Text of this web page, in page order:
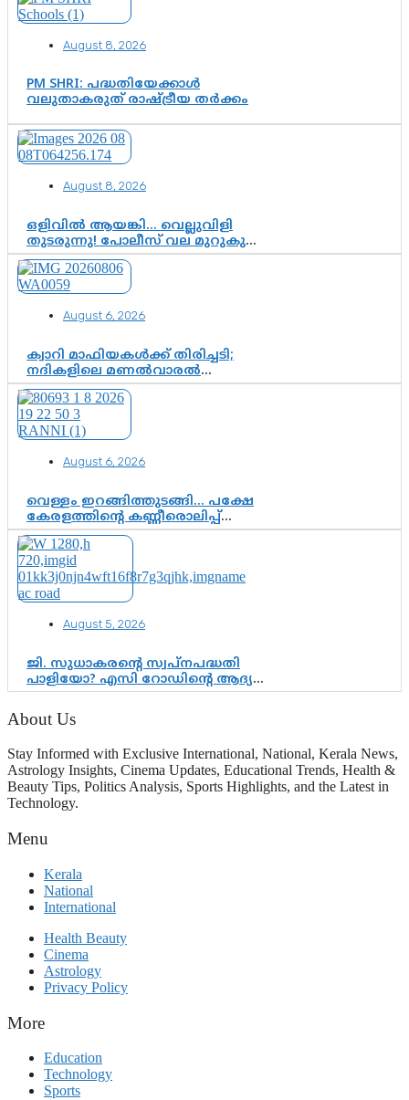
August 8, 2026
PM SHRI: പദ്ധതിയേക്കാൾ
വലുതാകരുത് രാഷ്ട്രീയ തർക്കം
August 8, 2026
ഒളിവിൽ ആയങ്കി… വെല്ലുവിളി
തുടരുന്നു! പോലീസ് വല മുറുകുന്നു;
പിടികൂടാൻ SIT രംഗത്ത്. ഇനി ചോദ്യം
ആയങ്കി എവിടെ എന്നത് മാത്രം അല്ല
—ആയങ്കി കസ്റ്റഡിയിലായാൽ
വിവരങ്ങൾ?”
August 6, 2026
ക്വാറി മാഫിയകൾക്ക് തിരിച്ചടി;
നദികളിലെ മണൽവാരൽ
പുനരാരംഭിക്കാൻ വി.ഡി. സർക്കാർ
തീരുമാനം
August 6, 2026
വെള്ളം ഇറങ്ങിത്തുടങ്ങി… പക്ഷേ
കേരളത്തിന്റെ കണ്ണീരൊലിപ്പ്
എന്നവസാനിക്കും?
August 5, 2026
ജി. സുധാകരന്റെ സ്വപ്നപദ്ധതി
പാളിയോ? എസി റോഡിന്റെ ആദ്യ
പ്രളയപരീക്ഷയിൽ ഉയരുന്നത്
ഗുരുതര ചോദ്യങ്ങൾ
About Us
Stay Informed with Exclusive International, National, Kerala News,
Astrology Insights, Cinema Updates, Educational Trends, Health &
Beauty Tips, Politics Analysis, Sports Highlights, and the Latest in
Technology.
Menu
Kerala
National
International
Health Beauty
Cinema
Astrology
Privacy Policy
More
Education
Technology
Sports